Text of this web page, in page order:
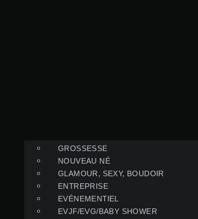
GROSSESSE
NOUVEAU NÉ
GLAMOUR, SEXY, BOUDOIR
ENTREPRISE
EVÉNEMENTIEL
EVJF/EVG/BABY SHOWER